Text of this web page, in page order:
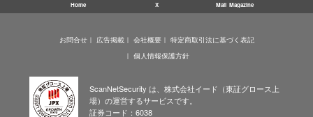
Home X Mail Magazine
お問合せ 広告掲載 会社概要
特定商取引法に基づく表記
個人情報保護方針
ScanNetSecurity は、株式会社イード（東証グロース上
場）の運営するサービスです。
証券コード：6038